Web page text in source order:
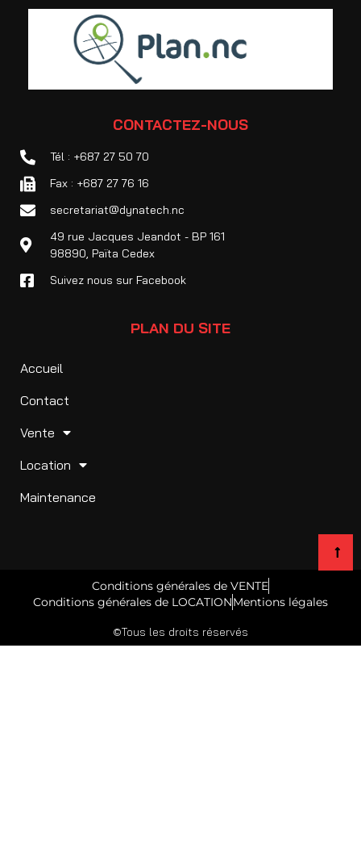
CONTACTEZ-NOUS
Tél : +687 27 50 70
Fax : +687 27 76 16
secretariat@dynatech.nc
49 rue Jacques Jeandot - BP 161
98890, Païta Cedex
Suivez nous sur Facebook
PLAN DU SITE
Accueil
Contact
Vente
Location
Maintenance
Conditions générales de VENTE
Conditions générales de LOCATIONMentions légales
©Tous les droits réservés